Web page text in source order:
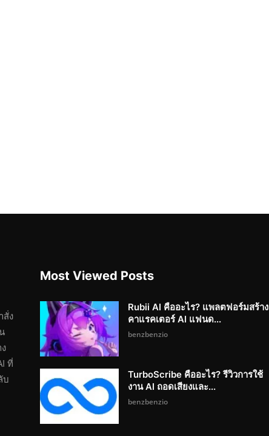
สั่ง
ที่
บ
Most Viewed Posts
Rubii AI คืออะไร? แพลตฟอร์มสร้าง
คาแรคเตอร์ AI แฟนด...
benzbenzio
TurboScribe คืออะไร? รีวิวการใช้
งาน AI ถอดเสียงและ...
benzbenzio